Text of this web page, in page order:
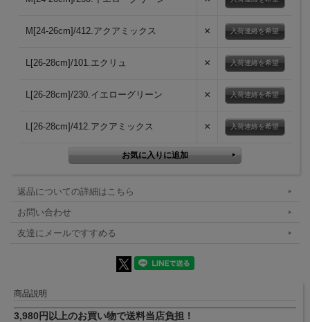
M[24-26cm]/412.アクアミックス × 入荷連絡を希望
L[26-28cm]/101.エクリュ × 入荷連絡を希望
L[26-28cm]/230.イエローグリーン × 入荷連絡を希望
L[26-28cm]/412.アクアミックス × 入荷連絡を希望
返品についての詳細はこちら
お問い合わせ
友達にメールですすめる
商品説明
3,980円以上のお買い物で送料当店負担！